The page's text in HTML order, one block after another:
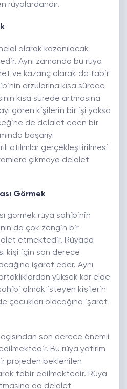
rüyalardandır.
helal olarak kazanılacak
Aynı zamanda bu rüya
ve kazanç olarak da tabir
arzularına kısa sürede
kısa sürede artmasına
gören kişilerin bir işi yoksa
de delalet eden bir
başarıyı
atılımlar gerçekleştirilmesi
çıkmaya delalet
Görmek
görmek rüya sahibinin
da çok zengin bir
etmektedir. Rüyada
kişi için son derece
işaret eder. Aynı
yüksek kar elde
olmak isteyen kişilerin
çocukları olacağına işaret
son derece önemli
Bu rüya yatırım
projeden beklenilen
tabir edilmektedir. Rüya
da delalet